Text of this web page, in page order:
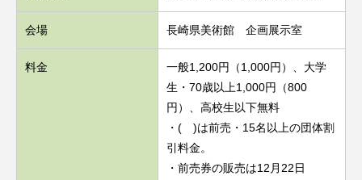
会場 長崎県美術館 企画展示室
料金
一般1,200円（1,000円）、大学
生・70歳以上1,000円（800
円）、高校生以下無料
・( )は前売・15名以上の団体割
引料金。
・前売券の販売は12月22日